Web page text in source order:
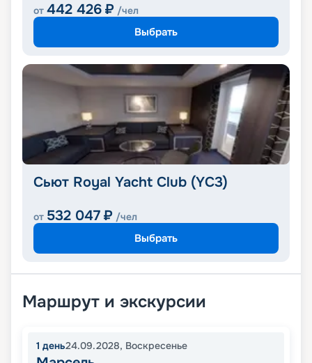
от 442 426 ₽ /чел
Выбрать
Сьют Royal Yacht Club (YC3)
от 532 047 ₽ /чел
Выбрать
Маршрут и экскурсии
1 день24.09.2028, Воскресенье